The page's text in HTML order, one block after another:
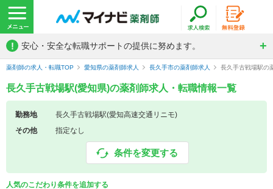
! 安心・安全な転職サポートの提供に努めます。
薬剤師の求人・転職TOP 愛知県の薬剤師求人 長久手市の薬剤師求人 長久手古戦場駅の
長久手古戦場駅(愛知県)の薬剤師求人・転職情報一覧
勤務地
長久手古戦場駅(愛知高速交通リニモ)
その他
指定なし
条件を変更する
人気のこだわり条件を追加する